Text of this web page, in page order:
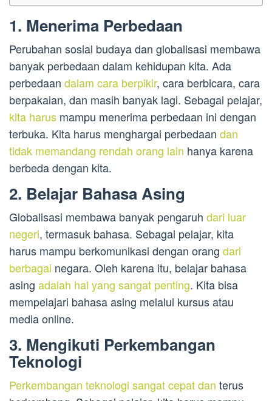
1. Menerima Perbedaan
Perubahan sosial budaya dan globalisasi membawa
banyak perbedaan dalam kehidupan kita. Ada
perbedaan dalam cara berpikir, cara berbicara, cara
berpakaian, dan masih banyak lagi. Sebagai pelajar,
kita harus mampu menerima perbedaan ini dengan
terbuka. Kita harus menghargai perbedaan dan
tidak memandang rendah orang lain hanya karena
berbeda dengan kita.
2. Belajar Bahasa Asing
Globalisasi membawa banyak pengaruh dari luar
negeri, termasuk bahasa. Sebagai pelajar, kita
harus mampu berkomunikasi dengan orang dari
berbagai negara. Oleh karena itu, belajar bahasa
asing adalah hal yang sangat penting. Kita bisa
mempelajari bahasa asing melalui kursus atau
media online.
3. Mengikuti Perkembangan
Teknologi
Perkembangan teknologi sangat cepat dan terus